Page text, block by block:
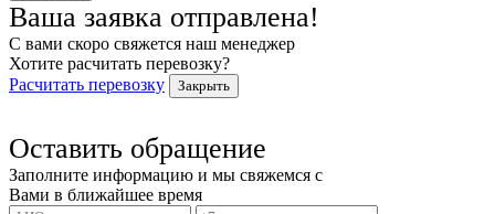
Ваша заявка отправлена!
С вами скоро свяжется наш менеджер
Хотите расчитать перевозку?
Расчитать перевозку
Закрыть
Оставить обращение
Заполните информацию и мы свяжемся с
Вами в ближайшее время